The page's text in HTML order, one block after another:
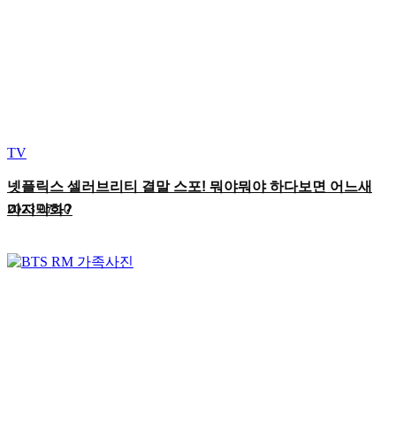
TV
넷플릭스 셀러브리티 결말 스포! 뭐야뭐야 하다보면 어느새
마지막화?
2023.07.10